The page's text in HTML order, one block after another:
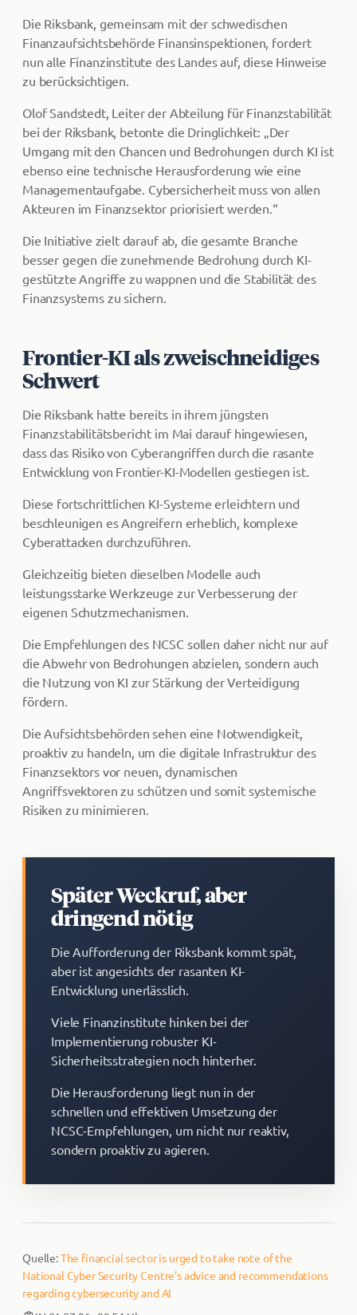
Die Riksbank, gemeinsam mit der schwedischen
Finanzaufsichtsbehörde Finansinspektionen, fordert
nun alle Finanzinstitute des Landes auf, diese Hinweise
zu berücksichtigen.
Olof Sandstedt, Leiter der Abteilung für Finanzstabilität
bei der Riksbank, betonte die Dringlichkeit: „Der
Umgang mit den Chancen und Bedrohungen durch KI ist
ebenso eine technische Herausforderung wie eine
Managementaufgabe. Cybersicherheit muss von allen
Akteuren im Finanzsektor priorisiert werden.“
Die Initiative zielt darauf ab, die gesamte Branche
besser gegen die zunehmende Bedrohung durch KI-
gestützte Angriffe zu wappnen und die Stabilität des
Finanzsystems zu sichern.
Frontier-KI als zweischneidiges
Schwert
Die Riksbank hatte bereits in ihrem jüngsten
Finanzstabilitätsbericht im Mai darauf hingewiesen,
dass das Risiko von Cyberangriffen durch die rasante
Entwicklung von Frontier-KI-Modellen gestiegen ist.
Diese fortschrittlichen KI-Systeme erleichtern und
beschleunigen es Angreifern erheblich, komplexe
Cyberattacken durchzuführen.
Gleichzeitig bieten dieselben Modelle auch
leistungsstarke Werkzeuge zur Verbesserung der
eigenen Schutzmechanismen.
Die Empfehlungen des NCSC sollen daher nicht nur auf
die Abwehr von Bedrohungen abzielen, sondern auch
die Nutzung von KI zur Stärkung der Verteidigung
fördern.
Die Aufsichtsbehörden sehen eine Notwendigkeit,
proaktiv zu handeln, um die digitale Infrastruktur des
Finanzsektors vor neuen, dynamischen
Angriffsvektoren zu schützen und somit systemische
Risiken zu minimieren.
Später Weckruf, aber
dringend nötig
Die Aufforderung der Riksbank kommt spät,
aber ist angesichts der rasanten KI-
Entwicklung unerlässlich.
Viele Finanzinstitute hinken bei der
Implementierung robuster KI-
Sicherheitsstrategien noch hinterher.
Die Herausforderung liegt nun in der
schnellen und effektiven Umsetzung der
NCSC-Empfehlungen, um nicht nur reaktiv,
sondern proaktiv zu agieren.
Quelle:The financial sector is urged to take note of the
National Cyber Security Centre’s advice and recommendations
regarding cybersecurity and AI